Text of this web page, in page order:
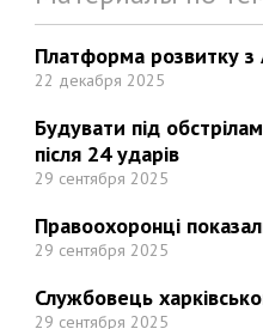
Платформа розвитку з
22 декабря 2025
Будувати під
після 24 ударів
29 сентября 2025
Правоохоронці
29 сентября 2025
Службовець
29 сентября 2025